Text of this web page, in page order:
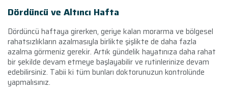
Dördüncü ve Altıncı Hafta
Dördüncü haftaya girerken, geriye kalan morarma ve bölgesel
rahatsızlıkların azalmasıyla birlikte şişlikte de daha fazla
azalma görmeniz gerekir. Artık gündelik hayatınıza daha rahat
bir şekilde devam etmeye başlayabilir ve rutinlerinize devam
edebilirsiniz. Tabii ki tüm bunları doktorunuzun kontrolünde
yapmalısınız.